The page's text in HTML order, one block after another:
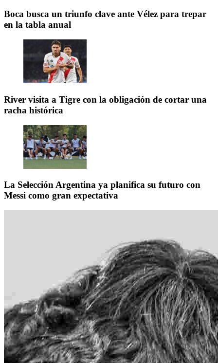
Boca busca un triunfo clave ante Vélez para trepar
en la tabla anual
River visita a Tigre con la obligación de cortar una
racha histórica
La Selección Argentina ya planifica su futuro con
Messi como gran expectativa